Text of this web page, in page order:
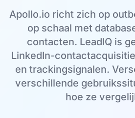
Apollo.io richt zich op
op schaal met
contacten. LeadIQ is
LinkedIn-
en trackingsignalen.
verschillende
hoe ze